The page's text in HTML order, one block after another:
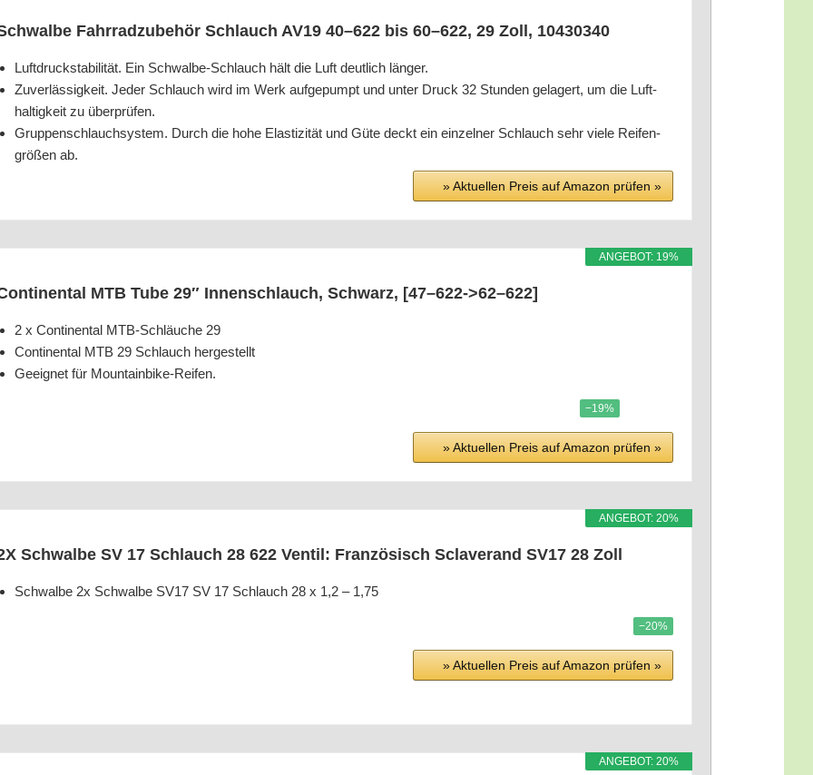
Fahr­rad­zu­be­hör Schlauch AV19 40–622 bis 60–622, 29 Zoll, 10430340
Luft­druck­sta­bi­li­tät. Ein Schwal­be-Schlauch hält die Luft deut­lich länger.
Zuver­läs­sig­keit. Jeder Schlauch wird im Werk auf­ge­pumpt und unter Druck 32 Stun­den gela­gert, um die Luft­
hal­tig­keit zu überprüfen.
Grup­pen­schlauch­sys­tem. Durch die hohe Elas­ti­zi­tät und Güte deckt ein ein­zel­ner Schlauch sehr vie­le Rei­fen­
grö­ßen ab.
» Aktu­el­len Preis auf Ama­zon prü­fen »
ANGE­BOT: 19%
MTB Tube 29″ Innen­schlauch, Schwarz, [47–622->62–622]
2 x Con­ti­nen­tal MTB-Schläu­che 29
Con­ti­nen­tal MTB 29 Schlauch hergestellt
Geeig­net für Mountainbike-Reifen.
−19%
» Aktu­el­len Preis auf Ama­zon prü­fen »
ANGE­BOT: 20%
Schwal­be SV 17 Schlauch 28 622 Ven­til: Fran­zö­sisch Scla­ve­rand SV17 28 Zoll
Schwal­be 2x Schwal­be SV17 SV 17 Schlauch 28 x 1,2 – 1,75
−20%
» Aktu­el­len Preis auf Ama­zon prü­fen »
ANGE­BOT: 20%